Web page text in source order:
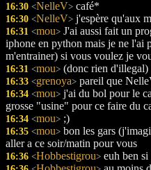
16:30 <NelleV> café*
16:30 <NelleV> j'espère qu'aux
16:31 <mou> J'ai aussi fait un
iphone en python mais je ne l'ai
m'entrainer) si vous voulez je
16:31 <mou> (donc rien d'illegal)
16:33 <grenoya> pareil que
16:34 <mou> j'ai du bol pour le
grosse "usine" pour ce faire du
16:34 <mou> ;)
16:35 <mou> bon les gars
aller a ce soir/matin pour vous
16:36 <Hobbestigrou> euh ben